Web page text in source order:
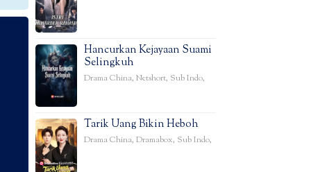
Hancurkan Kejayaan Suami
Selingkuh
Drama China, Netshort, Sub Indo,
Tarik Uang Bikin Heboh
Drama China, Dramabox, Sub Indo,